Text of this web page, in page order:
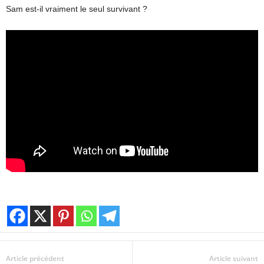
Sam est-il vraiment le seul survivant ?
Article précédent Article suivant